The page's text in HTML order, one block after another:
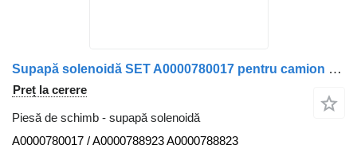
Supapă solenoidă SET A0000780017 pentru camion Mercedes-Benz
Preț la cerere
Piesă de schimb - supapă solenoidă
A0000780017 / A0000788923 A0000788823